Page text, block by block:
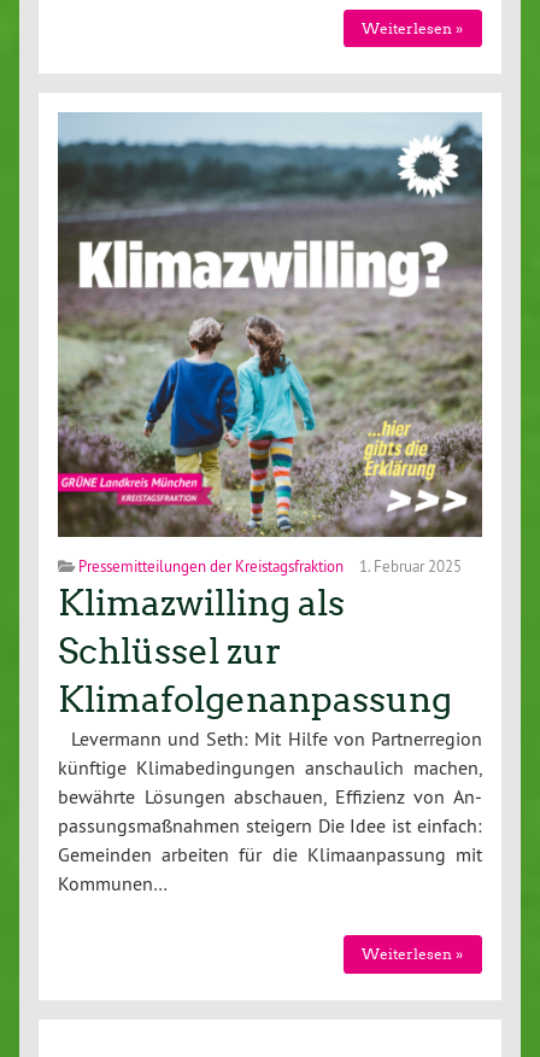
Wei­ter­le­sen »
Pressemitteilungen der Kreistagsfraktion 1. Februar 2025
Klimazwilling als
Schlüssel zur
Klimafolgenanpassung
Levermann und Seth: Mit Hilfe von Part­ner­re­gi­on
künftige Kli­ma­be­din­gun­gen an­schau­lich machen,
bewährte Lösungen abschauen, Effizienz von An­
pas­sungs­maß­nah­men steigern Die Idee ist einfach:
Gemeinden arbeiten für die Kli­ma­an­pas­sung mit
Kommunen…
Wei­ter­le­sen »